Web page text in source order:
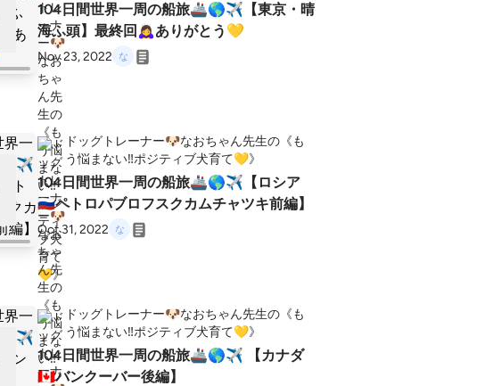
104日間世界一周の船旅🚢🌎✈【東京・晴
海ふ頭】最終回🙇‍♀️ありがとう💛
Nov 23, 2022
ドッグトレーナー🐶なおちゃん先生の《も
う悩まない‼️ポジティブ犬育て💛》
104日間世界一周の船旅🚢🌎✈【ロシア
🇷🇺ペトロパブロフスクカムチャツキ前編】
Oct 31, 2022
ドッグトレーナー🐶なおちゃん先生の《も
う悩まない‼️ポジティブ犬育て💛》
104日間世界一周の船旅🚢🌎✈ 【カナダ
🇨🇦バンクーバー後編】